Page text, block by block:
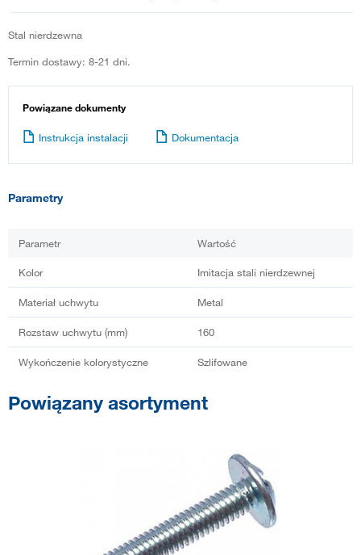
Stal nierdzewna
Termin dostawy: 8-21 dni.
Powiązane dokumenty
Instrukcja instalacji Dokumentacja
Parametry
Parametr Wartość
Kolor Imitacja stali nierdzewnej
Materiał uchwytu Metal
Rozstaw uchwytu (mm) 160
Wykończenie kolorystyczne Szlifowane
Powiązany asortyment